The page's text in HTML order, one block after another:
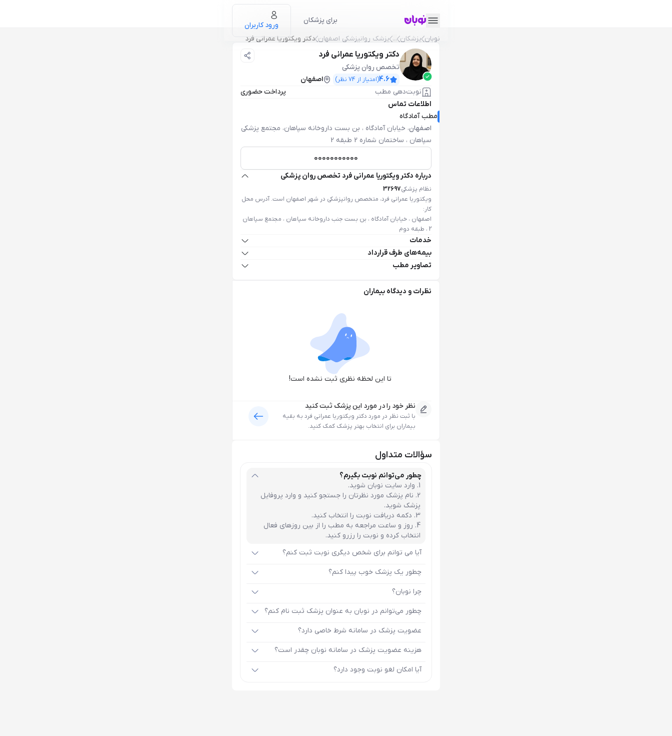
برای پزشکان
ورود کاربران
نوبان پزشکان ... پزشک روانپزشکی اصفهان دکتر ویکتوریا عمرانی فرد
دکتر ویکتوریا عمرانی فرد
تخصص روان پزشکی
4.6(امتیاز از 74 نظر)
اصفهان
نوبت‌دهی مطب
پرداخت حضوری
اطلاعات تماس
مطب آمادگاه
اصفهان، خیابان آمادگاه ، بن بست داروخانه سپاهان، مجتمع پزشکی
سپاهان ، ساختمان شماره 2 طبقه 2
00000000000
درباره دکتر ویکتوریا عمرانی فرد تخصص روان پزشکی
نظام پزشکی32697
ویکتوریا عمرانی فرد، متخصص روانپزشکی در شهر اصفهان است. آدرس محل
کار:
اصفهان ، خیابان آمادگاه ، بن بست جنب داروخانه سپاهان ، مجتمع سپاهان
2 ، طبقه دوم
خدمات
بیمه‌های طرف قرارداد
تصاویر مطب
نظرات و دیدگاه بیماران
تا این لحظه نظری ثبت نشده است!
نظر خود را در مورد این پزشک ثبت کنید
با ثبت نظر در مورد دکتر ویکتوریا عمرانی فرد به بقیه
بیماران برای انتخاب بهتر پزشک کمک کنید.
سؤالات متداول
چطور می‌توانم نوبت بگیرم؟
وارد سایت نوبان شوید.
نام پزشک مورد نظرتان را جستجو کنید و وارد پروفایل
پزشک شوید.
دکمه دریافت نوبت را انتخاب کنید.
روز و ساعت مراجعه به مطب را از بین روزهای فعال
انتخاب کرده و نوبت را رزرو کنید.
آیا می توانم برای شخص دیگری نوبت ثبت کنم؟
چطور یک پزشک خوب پیدا کنم؟
چرا نوبان؟
چطور می‌توانم در نوبان به عنوان پزشک ثبت نام کنم؟
عضویت پزشک در سامانه شرط خاصی دارد؟
هزینه عضویت پزشک در سامانه نوبان چقدر است؟
آیا امکان لغو نوبت وجود دارد؟